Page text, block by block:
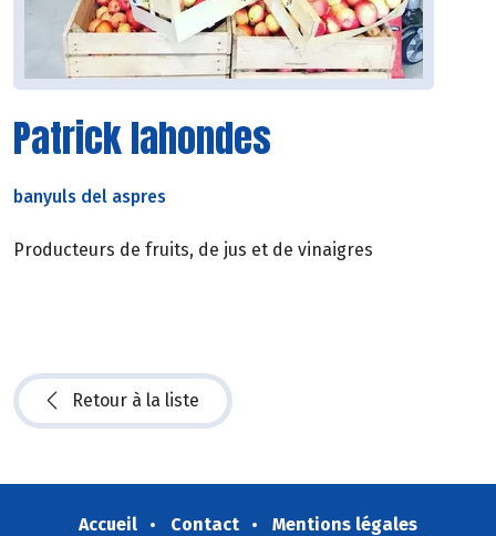
Patrick lahondes
banyuls del aspres
Producteurs de fruits, de jus et de vinaigres
Retour à la liste
Accueil Contact
Mentions légales